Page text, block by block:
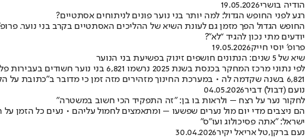
הודיה בושרי19.05.2026
רגע לפני החופש הגדול: למה יותר בני נוער פונים לניתוחים אסתטיים?
החופש הגדול הפך מזמן גם לעונת השיא של ההליכים האסתטיים בקרב בני נוער.
יודעים מתי נכון להגיד “לא”?
פרופ׳ יוסי חייק19.05.2026
שיא של 5 שנים: הנתונים חושפים זינוק בפשיעת בני הנוער
6,821 בשנה שקדמה לה • במערכת החינוך מזהירים מזה זמן כי מדובר ב"כתובת על הקיר"
נועם (דבול) דביר04.05.2026
לחקור נער על רצח – ולראות בו בן: "זה התפקיד הכי חשוב במשטרה"
הם ניצבים מדי יום מול נערים שפשעו – ומתאמצים לחמול עליהם • נעים כל הזמן
ישראל: "אתה פסיכולוג ועו"ס"
נעם ברקן,טל אריאל יקיר30.04.2026